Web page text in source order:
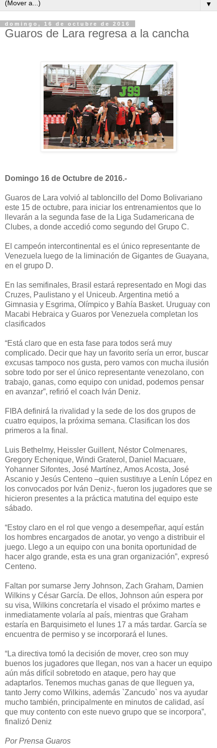
▼
domingo, 16 de octubre de 2016
Guaros de Lara regresa a la cancha
Domingo 16 de Octubre de 2016.-
Guaros de Lara volvió al tabloncillo del Domo Bolivariano
este 15 de octubre, para iniciar los entrenamientos que lo
llevarán a la segunda fase de la Liga Sudamericana de
Clubes, a donde accedió como segundo del Grupo C.
El campeón intercontinental es el único representante de
Venezuela luego de la liminación de Gigantes de Guayana,
en el grupo D.
En las semifinales, Brasil estará representado en Mogi das
Cruzes, Paulistano y el Uniceub. Argentina metió a
Gimnasia y Esgrima, Olímpico y Bahía Basket. Uruguay con
Macabi Hebraica y Guaros por Venezuela completan los
clasificados
“Está claro que en esta fase para todos será muy
complicado. Decir que hay un favorito sería un error, buscar
excusas tampoco nos gusta, pero vamos con mucha ilusión
sobre todo por ser el único representante venezolano, con
trabajo, ganas, como equipo con unidad, podemos pensar
en avanzar”, refirió el coach Iván Deniz.
FIBA definirá la rivalidad y la sede de los dos grupos de
cuatro equipos, la próxima semana. Clasifican los dos
primeros a la final.
Luis Bethelmy, Heissler Guillent, Néstor Colmenares,
Gregory Echenique, Windi Graterol, Daniel Macuare,
Yohanner Sifontes, José Martínez, Amos Acosta, José
Ascanio y Jesús Centeno –quien sustituye a Lenín López en
los convocados por Iván Deniz-, fueron los jugadores que se
hicieron presentes a la práctica matutina del equipo este
sábado.
“Estoy claro en el rol que vengo a desempeñar, aquí están
los hombres encargados de anotar, yo vengo a distribuir el
juego. Llego a un equipo con una bonita oportunidad de
hacer algo grande, esta es una gran organización”, expresó
Centeno.
Faltan por sumarse Jerry Johnson, Zach Graham, Damien
Wilkins y César García. De ellos, Johnson aún espera por
su visa, Wilkins concretaría el visado el próximo martes e
inmediatamente volaría al país, mientras que Graham
estaría en Barquisimeto el lunes 17 a más tardar. García se
encuentra de permiso y se incorporará el lunes.
“La directiva tomó la decisión de mover, creo son muy
buenos los jugadores que llegan, nos van a hacer un equipo
aún más difícil sobretodo en ataque, pero hay que
adaptarlos. Tenemos muchas ganas de que lleguen ya,
tanto Jerry como Wilkins, además `Zancudo` nos va ayudar
mucho también, principalmente en minutos de calidad, así
que muy contento con este nuevo grupo que se incorpora”,
finalizó Deniz
Por Prensa Guaros